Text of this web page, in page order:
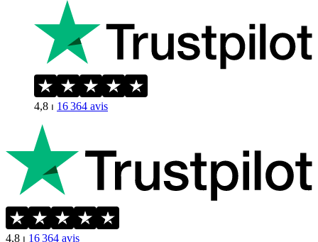
4,8 ⏐ 16 364 avis
4,8 ⏐ 16 364 avis